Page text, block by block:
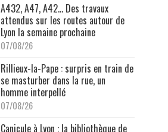
A432, A47, A42… Des travaux
attendus sur les routes autour de
Lyon la semaine prochaine
07/08/26
Rillieux-la-Pape : surpris en train de
se masturber dans la rue, un
homme interpellé
07/08/26
Canicule à Lyon : la bibliothèque de